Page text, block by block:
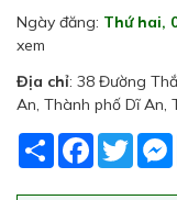
Ngày đăng: Thứ hai,
xem
Địa chỉ: 38 Đường
An, Thành phố Dĩ An,
Share Facebook
Twitter